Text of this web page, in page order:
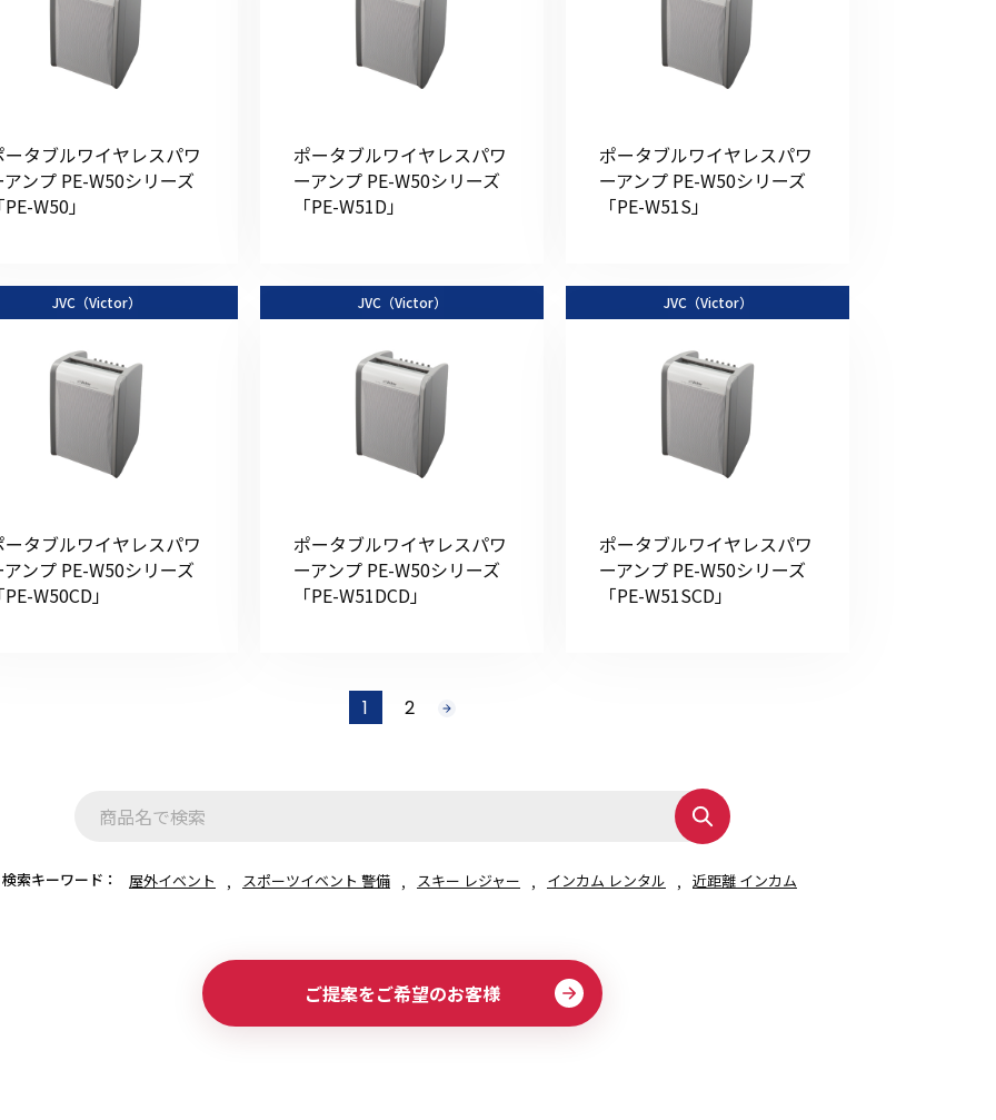
ータブルワイヤレスパワ
アンプ PE-W50シリーズ
W50」
ポータブルワイヤレスパワ
ーアンプ PE-W50シリーズ
「PE-W51D」
ポータブルワイヤレスパワ
ーアンプ PE-W50シリーズ
「PE-W51S」
JVC（Victor）
ータブルワイヤレスパワ
アンプ PE-W50シリーズ
W50CD」
JVC（Victor）
ポータブルワイヤレスパワ
ーアンプ PE-W50シリーズ
「PE-W51DCD」
JVC（Victor）
ポータブルワイヤレスパワ
ーアンプ PE-W50シリーズ
「PE-W51SCD」
1 2 次
検索キーワード： 屋外イベント スポーツイベント 警備 スキー レジャー インカム レンタル 近距離 インカム
ご提案をご希望のお客様